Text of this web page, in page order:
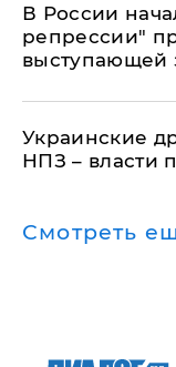
В России
репрессии"
выступающей
Украинские
НПЗ – власти
Смотреть